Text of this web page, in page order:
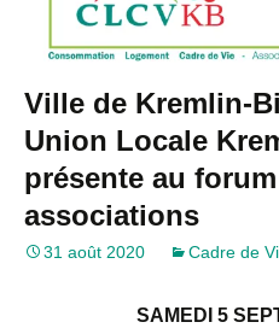
Ville de Kremlin-
Union Locale
présente au
associations
31 août 2020 Cadre de
SAMEDI 5